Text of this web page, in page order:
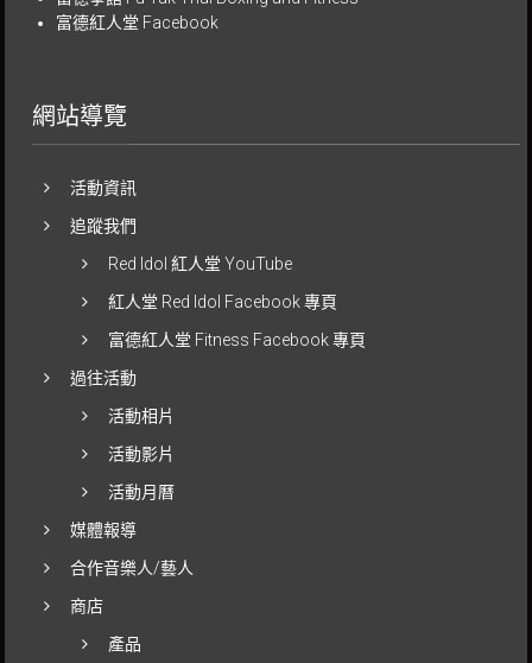
富德紅人堂 Facebook
網站導覽
活動資訊
追蹤我們
Red Idol 紅人堂 YouTube
紅人堂 Red Idol Facebook 專頁
富德紅人堂 Fitness Facebook 專頁
過往活動
活動相片
活動影片
活動月曆
媒體報導
合作音樂人/藝人
商店
產品